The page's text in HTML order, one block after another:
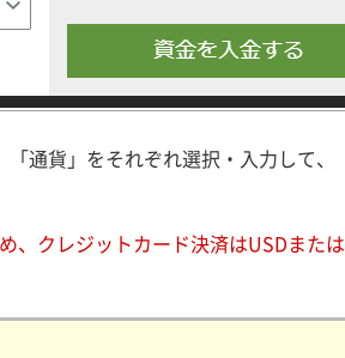
通貨」をそれぞれ選択・入力して
、クレジットカード決済はUSDまた